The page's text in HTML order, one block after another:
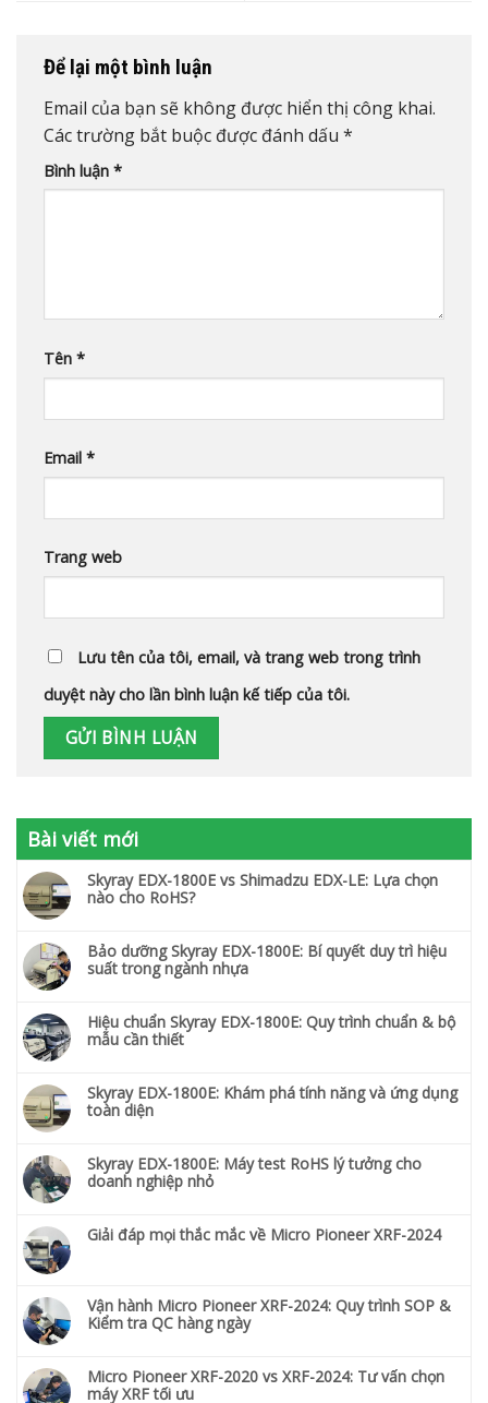
Để lại một bình luận
Email của bạn sẽ không được hiển thị công khai.
Các trường bắt buộc được đánh dấu *
Bình luận *
Tên *
Email *
Trang web
Lưu tên của tôi, email, và trang web trong trình
duyệt này cho lần bình luận kế tiếp của tôi.
Bài viết mới
Skyray EDX-1800E vs Shimadzu EDX-LE: Lựa chọn
nào cho RoHS?
Bảo dưỡng Skyray EDX-1800E: Bí quyết duy trì hiệu
suất trong ngành nhựa
Hiệu chuẩn Skyray EDX-1800E: Quy trình chuẩn & bộ
mẫu cần thiết
Skyray EDX-1800E: Khám phá tính năng và ứng dụng
toàn diện
Skyray EDX-1800E: Máy test RoHS lý tưởng cho
doanh nghiệp nhỏ
Giải đáp mọi thắc mắc về Micro Pioneer XRF-2024
Vận hành Micro Pioneer XRF-2024: Quy trình SOP &
Kiểm tra QC hàng ngày
Micro Pioneer XRF-2020 vs XRF-2024: Tư vấn chọn
máy XRF tối ưu